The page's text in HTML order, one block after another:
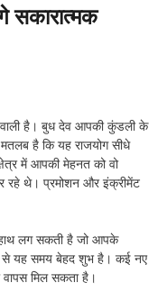
सकारात्मक
है। बुध देव आपकी कुंडली के
है कि यह राजयोग सीधे
में आपकी मेहनत को वो
रहे थे। प्रमोशन और इंक्रीमेंट
हाथ लग सकती है जो आपके
से यह समय बेहद शुभ है। कई नए
मिल सकता है।